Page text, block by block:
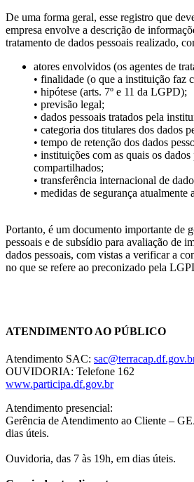
De uma forma geral, esse registro que
empresa envolve a descrição de
tratamento de dados pessoais realizado,
atores envolvidos (os agentes de
• finalidade (o que a instituição faz
• hipótese (arts. 7º e 11 da LGPD);
• previsão legal;
• dados pessoais tratados pela
• categoria dos titulares dos dados
• tempo de retenção dos dados
• instituições com as quais os dados
compartilhados;
• transferência internacional de
• medidas de segurança atualmente
Portanto, é um documento importante de
pessoais e de subsídio para avaliação de
dados pessoais, com vistas a verificar a
no que se refere ao preconizado pela
ATENDIMENTO AO PÚBLICO
Atendimento SAC:
OUVIDORIA: Telefone 162
www.participa.df.gov.br
Atendimento presencial:
Gerência de Atendimento ao Cliente –
dias úteis.
Ouvidoria, das 7 às 19h, em dias úteis.